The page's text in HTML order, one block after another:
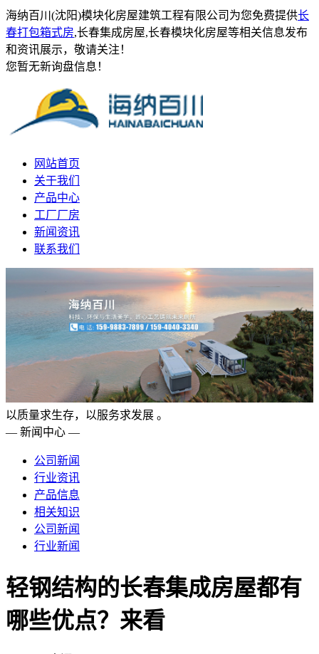
海纳百川(沈阳)模块化房屋建筑工程有限公司为您免费提供长
春打包箱式房,长春集成房屋,长春模块化房屋等相关信息发布
和资讯展示，敬请关注！
您暂无新询盘信息！
网站首页
关于我们
产品中心
工厂厂房
新闻资讯
联系我们
以质量求生存，以服务求发展 。
— 新闻中心 —
公司新闻
行业资讯
产品信息
相关知识
公司新闻
行业新闻
轻钢结构的长春集成房屋都有
哪些优点？来看